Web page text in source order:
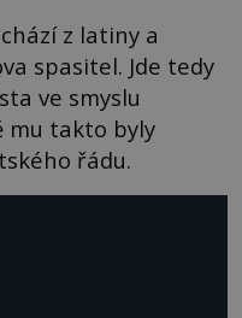
z latiny a
spasitel. Jde tedy
ve smyslu
mu takto byly
řádu.